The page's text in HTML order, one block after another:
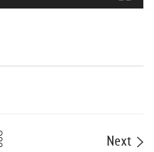
Next